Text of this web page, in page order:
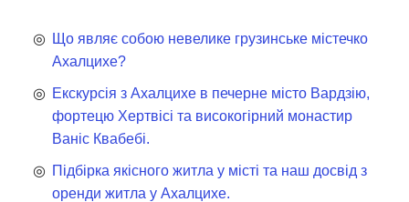
Що являє собою невелике грузинське містечко
Ахалцихе?
Екскурсія з Ахалцихе в печерне місто Вардзію,
фортецю Хертвісі та високогірний монастир
Ваніс Квабебі.
Підбірка якісного житла у місті та наш досвід з
оренди житла у Ахалцихе.